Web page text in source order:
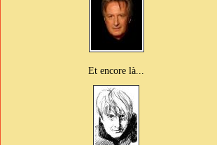
Et encore là...